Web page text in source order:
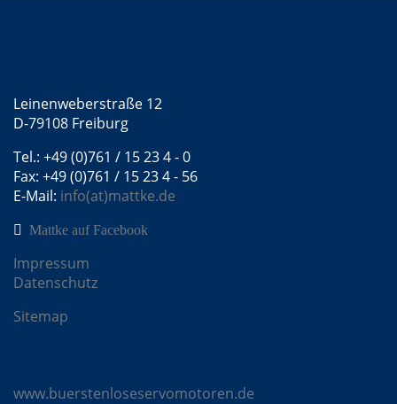
Leinenweberstraße 12
D-79108 Freiburg
Tel.: +49 (0)761 / 15 23 4 - 0
Fax: +49 (0)761 / 15 23 4 - 56
E-Mail: info(at)mattke.de
Mattke auf Facebook
Impressum
Datenschutz
Sitemap
www.buerstenloseservomotoren.de